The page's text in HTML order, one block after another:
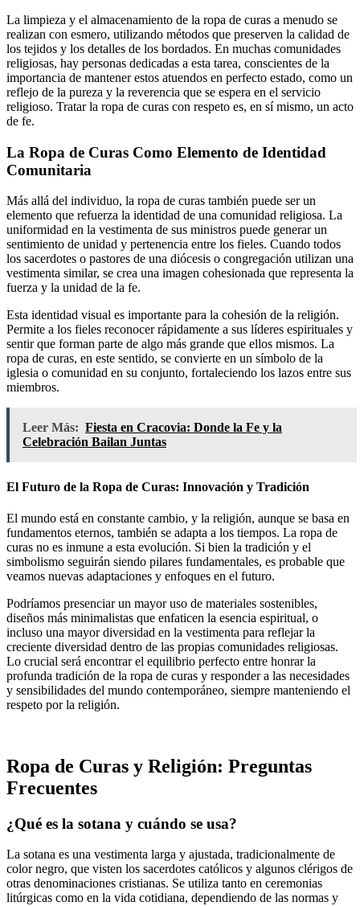
La limpieza y el almacenamiento de la ropa de curas a menudo se
realizan con esmero, utilizando métodos que preserven la calidad de
los tejidos y los detalles de los bordados. En muchas comunidades
religiosas, hay personas dedicadas a esta tarea, conscientes de la
importancia de mantener estos atuendos en perfecto estado, como un
reflejo de la pureza y la reverencia que se espera en el servicio
religioso. Tratar la ropa de curas con respeto es, en sí mismo, un acto
de fe.
La Ropa de Curas Como Elemento de Identidad
Comunitaria
Más allá del individuo, la ropa de curas también puede ser un
elemento que refuerza la identidad de una comunidad religiosa. La
uniformidad en la vestimenta de sus ministros puede generar un
sentimiento de unidad y pertenencia entre los fieles. Cuando todos
los sacerdotes o pastores de una diócesis o congregación utilizan una
vestimenta similar, se crea una imagen cohesionada que representa la
fuerza y la unidad de la fe.
Esta identidad visual es importante para la cohesión de la religión.
Permite a los fieles reconocer rápidamente a sus líderes espirituales y
sentir que forman parte de algo más grande que ellos mismos. La
ropa de curas, en este sentido, se convierte en un símbolo de la
iglesia o comunidad en su conjunto, fortaleciendo los lazos entre sus
miembros.
Leer Más: Fiesta en Cracovia: Donde la Fe y la
Celebración Bailan Juntas
El Futuro de la Ropa de Curas: Innovación y Tradición
El mundo está en constante cambio, y la religión, aunque se basa en
fundamentos eternos, también se adapta a los tiempos. La ropa de
curas no es inmune a esta evolución. Si bien la tradición y el
simbolismo seguirán siendo pilares fundamentales, es probable que
veamos nuevas adaptaciones y enfoques en el futuro.
Podríamos presenciar un mayor uso de materiales sostenibles,
diseños más minimalistas que enfaticen la esencia espiritual, o
incluso una mayor diversidad en la vestimenta para reflejar la
creciente diversidad dentro de las propias comunidades religiosas.
Lo crucial será encontrar el equilibrio perfecto entre honrar la
profunda tradición de la ropa de curas y responder a las necesidades
y sensibilidades del mundo contemporáneo, siempre manteniendo el
respeto por la religión.
Ropa de Curas y Religión: Preguntas
Frecuentes
¿Qué es la sotana y cuándo se usa?
La sotana es una vestimenta larga y ajustada, tradicionalmente de
color negro, que visten los sacerdotes católicos y algunos clérigos de
otras denominaciones cristianas. Se utiliza tanto en ceremonias
litúrgicas como en la vida cotidiana, dependiendo de las normas y